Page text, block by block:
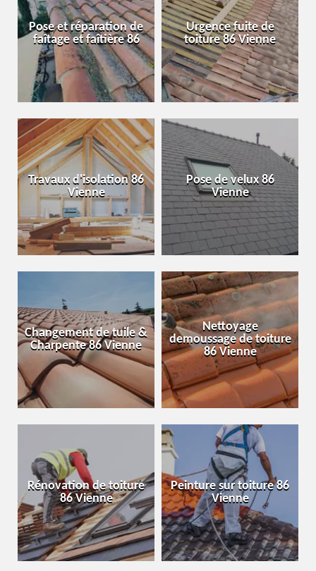
Pose et réparation de
faîtage et faîtière 86
Urgence fuite de
toiture 86 Vienne
Travaux d'isolation 86
Vienne
Pose de velux 86
Vienne
Changement de tuile &
Charpente 86 Vienne
Nettoyage
demoussage de toiture
86 Vienne
Rénovation de toiture
86 Vienne
Peinture sur toiture 86
Vienne